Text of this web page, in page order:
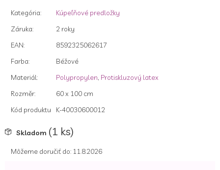
hviezdičiek.
Kategória:
Kúpeľňové predložky
Záruka:
2 roky
EAN:
8592325062617
Farba:
Béžové
Materiál: Polypropylen, Protiskluzový latex
Rozměr:
60 x 100 cm
Kód produktu
K-40030600012
Skladom (1 ks)
Môžeme doručiť do: 11.8.2026